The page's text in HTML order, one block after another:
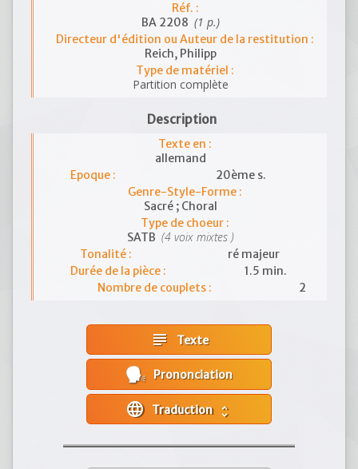
Réf. :
BA 2208 (1 p.)
Directeur d'édition ou Auteur de la restitution :
Reich, Philipp
Type de matériel :
Partition complète
Description
Texte en :
allemand
Epoque :
20ème s.
Genre-Style-Forme :
Sacré ; Choral
Type de choeur :
SATB (4 voix mixtes )
Tonalité :
ré majeur
Durée de la pièce :
1.5 min.
Nombre de couplets :
2
subject Texte
Prononciation
language unfold_more